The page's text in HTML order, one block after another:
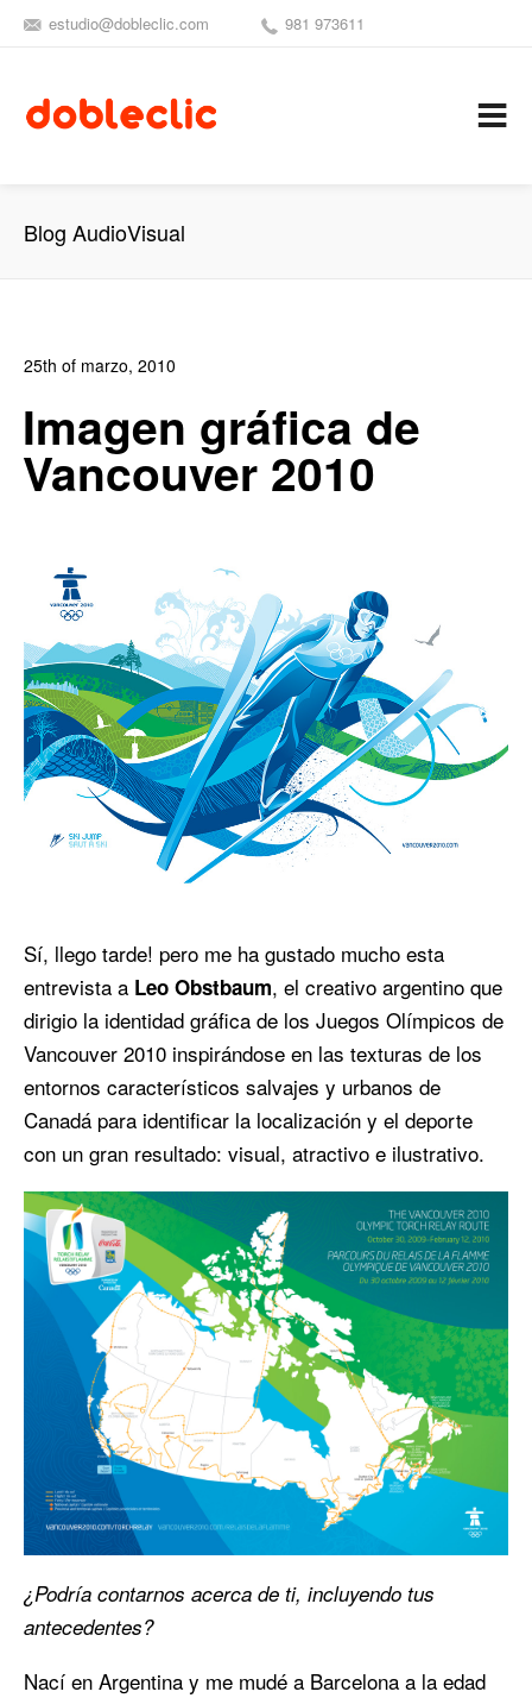
estudio@dobleclic.com 981 973611
Blog AudioVisual
25th of marzo, 2010
0
Imagen gráfica de
Vancouver 2010
Sí, llego tarde! pero me ha gustado mucho esta
entrevista a Leo Obstbaum, el creativo argentino que
dirigio la identidad gráfica de los Juegos Olímpicos de
Vancouver 2010 inspirándose en las texturas de los
entornos característicos salvajes y urbanos de
Canadá para identificar la localización y el deporte
con un gran resultado: visual, atractivo e ilustrativo.
¿Podría contarnos acerca de ti, incluyendo tus
antecedentes?
Nací en Argentina y me mudé a Barcelona a la edad